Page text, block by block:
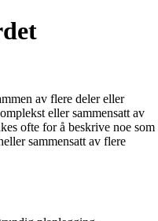
av flere deler eller
eller sammensatt av
ofte for å beskrive noe som
sammensatt av flere